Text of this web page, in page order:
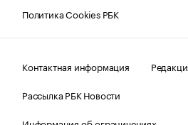
Политика Cookies РБК
Контактная информация
Рассылка РБК Новости